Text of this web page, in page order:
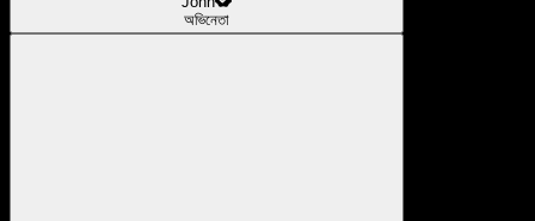
অভিনেতা